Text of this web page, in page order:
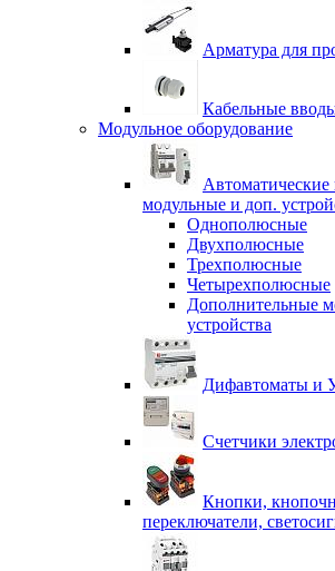
Арматура для
Кабельные
Модульное оборудование
модульные и доп.
Однополюсные
Двухполюсные
Трехполюсные
Четырехполюсные
Дополнительные
устройства
Дифавтоматы и
Счетчики
Кнопки,
переключатели,